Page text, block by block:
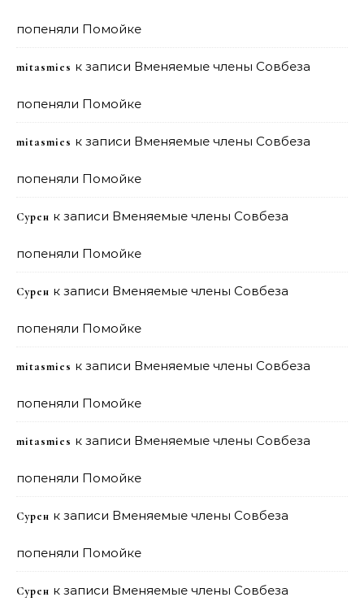
попеняли Помойке
mitasmies к записи Вменяемые члены Совбеза
попеняли Помойке
mitasmies к записи Вменяемые члены Совбеза
попеняли Помойке
Сурен к записи Вменяемые члены Совбеза
попеняли Помойке
Сурен к записи Вменяемые члены Совбеза
попеняли Помойке
mitasmies к записи Вменяемые члены Совбеза
попеняли Помойке
mitasmies к записи Вменяемые члены Совбеза
попеняли Помойке
Сурен к записи Вменяемые члены Совбеза
попеняли Помойке
Сурен к записи Вменяемые члены Совбеза